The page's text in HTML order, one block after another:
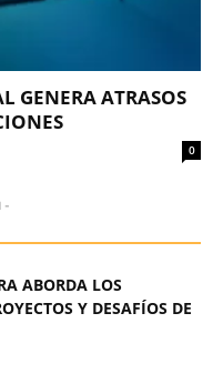
GENERA ATRASOS
0
-
ABORDA LOS
Y DESAFÍOS DE